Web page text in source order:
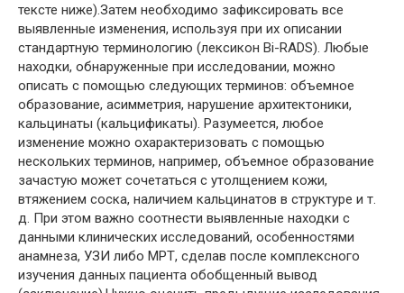
тексте ниже).Затем необходимо зафиксировать все
выявленные изменения, используя при их описании
стандартную терминологию (лексикон Bi-RADS). Любые
находки, обнаруженные при исследовании, можно
описать с помощью следующих терминов: объемное
образование, асимметрия, нарушение архитектоники,
кальцинаты (кальцификаты). Разумеется, любое
изменение можно охарактеризовать с помощью
нескольких терминов, например, объемное образование
зачастую может сочетаться с утолщением кожи,
втяжением соска, наличием кальцинатов в структуре и т.
д. При этом важно соотнести выявленные находки с
данными клинических исследований, особенностями
анамнеза, УЗИ либо МРТ, сделав после комплексного
изучения данных пациента обобщенный вывод